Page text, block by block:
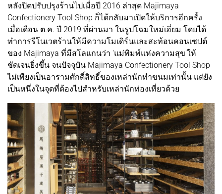
หลังปิดปรับปรุงร้านไปเมื่อปี 2016 ล่าสุด Majimaya
Confectionery Tool Shop ก็ได้กลับมาเปิดให้บริการอีกครั้ง
เมื่อเดือน ต.ค. ปี 2019 ที่ผ่านมา ในรูปโฉมใหม่เอี่ยม โดยได้
ทำการรีโนเวตร้านให้มีความโมเดิร์นและสะท้อนคอนเซปต์
ของ Majimaya ที่มีสโลแกนว่า 'แม่พิมพ์แห่งความสุข'ให้
ชัดเจนยิ่งขึ้น จนปัจจุบัน Majimaya Confectionery Tool Shop
ไม่เพียงเป็นอารามศักดิ์สิทธิ์ของเหล่านักทำขนมเท่านั้น แต่ยัง
เป็นหนึ่งในจุดที่ต้องไปสำหรับเหล่านักท่องเที่ยวด้วย